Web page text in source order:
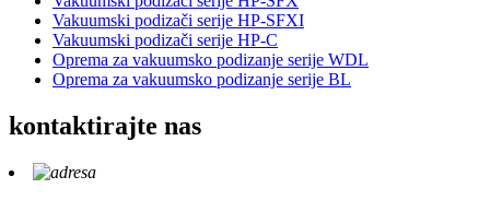
Vakuumski podizači serije HP-SFXI
Vakuumski podizači serije HP-C
Oprema za vakuumsko podizanje serije WDL
Oprema za vakuumsko podizanje serije BL
kontaktirajte nas